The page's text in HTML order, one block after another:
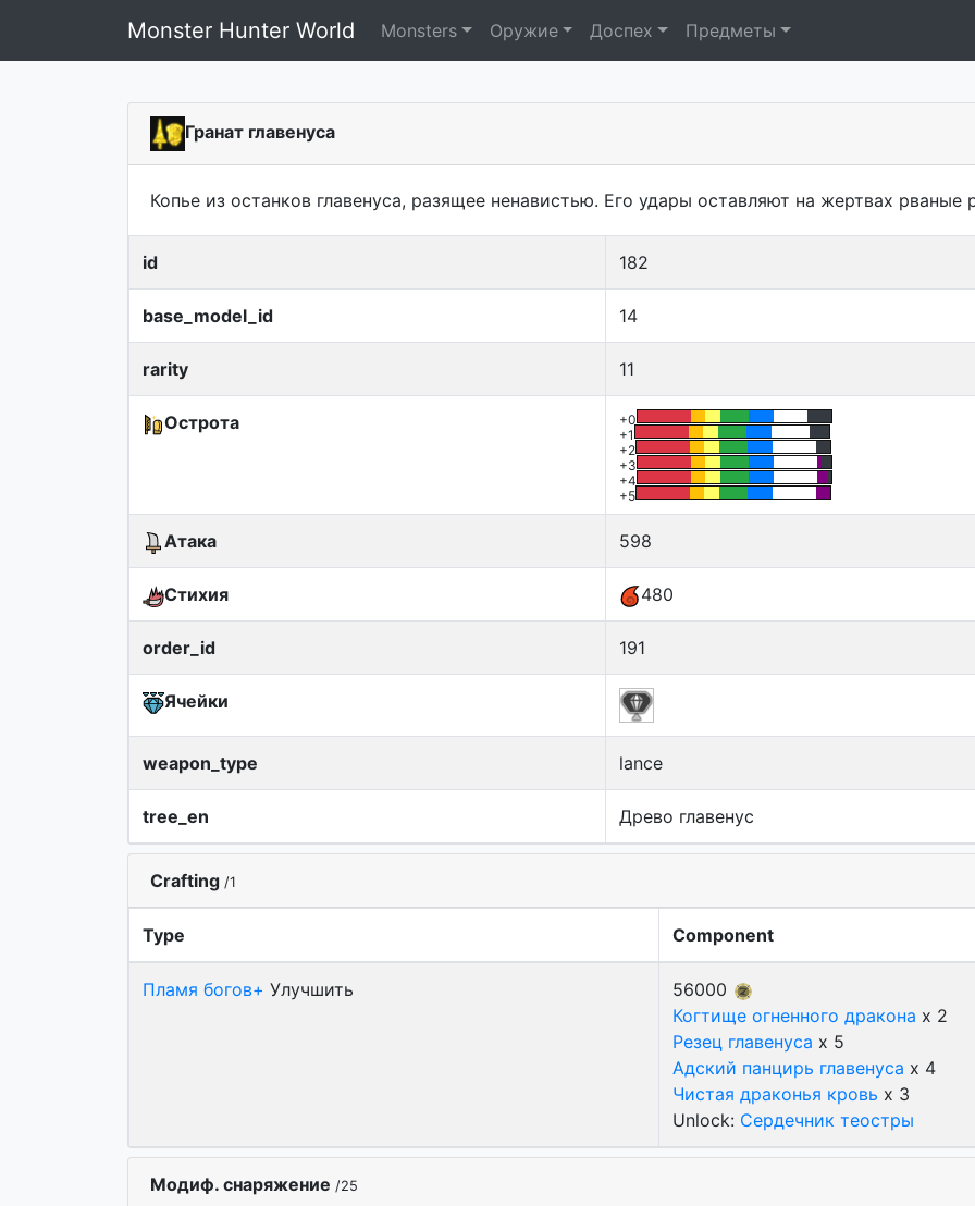
Monster Hunter World Monsters Оружие Доспех Предметы
Гранат главенуса
Копье из останков главенуса, разящее ненавистью. Его удары оставляют на жертвах рваные
id 182
base_model_id 14
rarity 11
Острота
+0
+1
+2
+3
+4
+5
Атака 598
Стихия 480
order_id 191
Ячейки
weapon_type lance
tree_en Древо главенус
Crafting /1
Type Component
Пламя богов+ Улучшить
56000
Когтище огненного дракона x 2
Резец главенуса x 5
Адский панцирь главенуса x 4
Чистая драконья кровь x 3
Unlock: Сердечник теостры
Модиф. снаряжение /25